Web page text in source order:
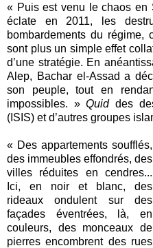
« Puis est venu le chaos en
éclate en 2011, les
bombardements du
sont plus un simple effet
d’une stratégie. En
Alep, Bachar el-Assad a
son peuple, tout en
impossibles. »Quiddes
(ISIS) et d’autres groupes
« Des appartements soufflés,
des immeubles effondrés, des
villes réduites en cendres...
Ici, en noir et blanc, des
rideaux ondulent sur des
façades éventrées, là, en
couleurs, des monceaux de
pierres encombrent des rues